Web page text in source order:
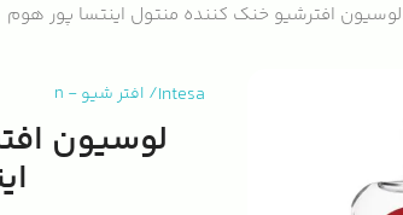
لوسیون افترشیو خنک‌ کننده منتول اینتسا پور هوم
Intesa
/ افتر شیو-
n
لوسیون